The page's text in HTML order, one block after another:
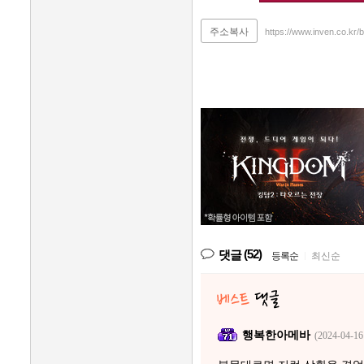
주소복사 https://www.inven.co.kr/
댓글(52) 등록순 최신순
행복한아메바 (2024-04-